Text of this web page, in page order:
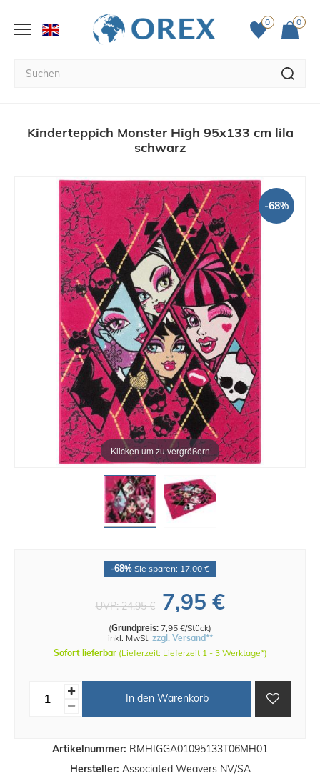
0 0
Kinderteppich Monster High 95x133 cm lila
schwarz
Klicken um zu vergrößern
-68%
Artikelnummer: RMHIGGA01095133T06MH01
Hersteller: Associated Weavers NV/SA
-68% Sie sparen: 17,00 €
UVP:24,95 € 7,95 €
(Grundpreis: 7,95 €/Stück)
inkl. MwSt. zzgl. Versand**
Sofort lieferbar (Lieferzeit: Lieferzeit 1 - 3 Werktage*)
In den Warenkorb